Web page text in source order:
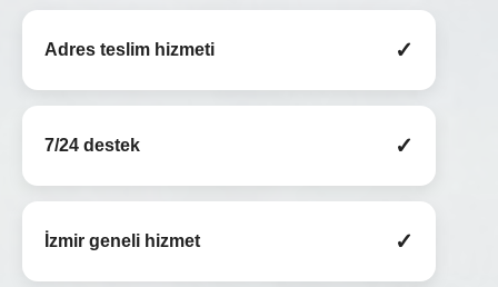
Adres teslim hizmeti ✓
7/24 destek ✓
İzmir geneli hizmet ✓